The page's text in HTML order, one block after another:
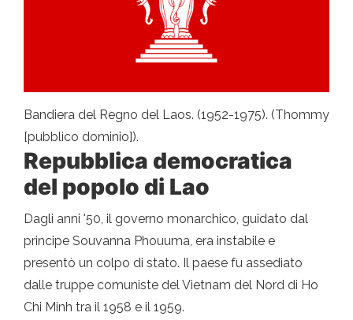
Bandiera del Regno del Laos. (1952-1975). (Thommy
[pubblico dominio]).
Repubblica democratica
del popolo di Lao
Dagli anni '50, il governo monarchico, guidato dal
principe Souvanna Phouuma, era instabile e
presentò un colpo di stato. Il paese fu assediato
dalle truppe comuniste del Vietnam del Nord di Ho
Chi Minh tra il 1958 e il 1959.